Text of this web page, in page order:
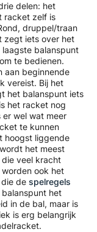
delen: het
racket zelf is
druppel/traan
zegt iets over het
balanspunt
te bedienen.
aan beginnende
vereist. Bij het
het balanspunt iets
het racket nog
er wel wat meer
te kunnen
hoogst liggende
het meest
veel kracht
ook het
de spelregels
het
in de bal, maar is
is erg belangrijk